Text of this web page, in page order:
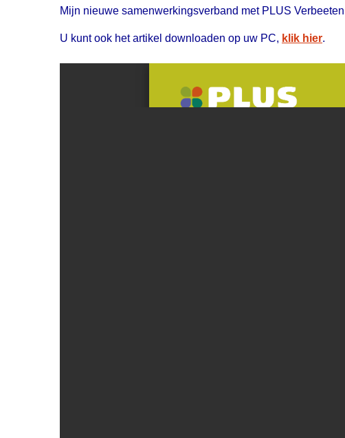
Mijn nieuwe samenwerkingsverband met PLUS
U kunt ook het artikel downloaden op uw PC, klik hier.